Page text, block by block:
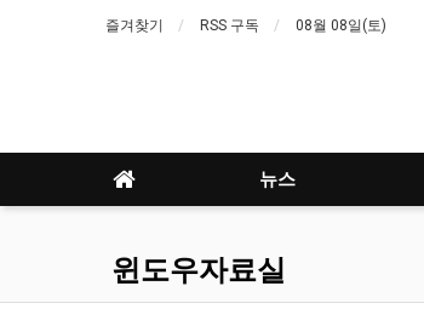
즐겨찾기 RSS 구독 08월 08일(토)
뉴스
윈도우자료실